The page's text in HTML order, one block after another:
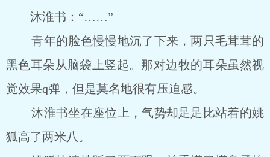
沐淮书：“……”
青年的脸色慢慢地沉了下来，两只毛茸茸的
黑色耳朵从脑袋上竖起。那对边牧的耳朵虽然视
觉效果q弹，但是莫名地很有压迫感。
沐淮书坐在座位上，气势却足足比站着的姚
狐高了两米八。